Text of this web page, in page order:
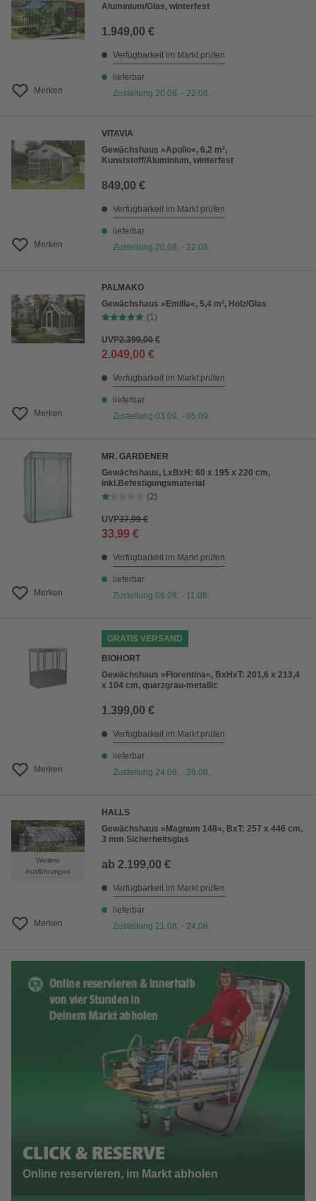
Merken
Aluminium/Glas, winterfest
1.949,00 €
Verfügbarkeit im Markt prüfen
lieferbar
Zustellung 20.08. - 22.08.
Merken
VITAVIA
Gewächshaus »Apollo«, 6,2 m²,
Kunststoff/Aluminium, winterfest
849,00 €
Verfügbarkeit im Markt prüfen
lieferbar
Zustellung 20.08. - 22.08.
Merken
PALMAKO
Gewächshaus »Emilia«, 5,4 m², Holz/Glas
(1)
UVP2.399,00 €
2.049,00 €
Verfügbarkeit im Markt prüfen
lieferbar
Zustellung 03.09. - 05.09.
Merken
MR. GARDENER
Gewächshaus, LxBxH: 60 x 195 x 220 cm,
inkl.Befestigungsmaterial
(2)
UVP37,99 €
33,99 €
Verfügbarkeit im Markt prüfen
lieferbar
Zustellung 08.08. - 11.08.
Merken
GRATIS VERSAND
BIOHORT
Gewächshaus »Florentina«, BxHxT: 201,6 x 213,4
x 104 cm, quarzgrau-metallic
1.399,00 €
Verfügbarkeit im Markt prüfen
lieferbar
Zustellung 24.08. - 26.08.
Weitere
Ausführungen
Merken
HALLS
Gewächshaus »Magnum 148«, BxT: 257 x 446 cm,
3 mm Sicherheitsglas
ab 2.199,00 €
Verfügbarkeit im Markt prüfen
lieferbar
Zustellung 21.08. - 24.08.
CLICK & RESERVE
Online reservieren, im Markt abholen